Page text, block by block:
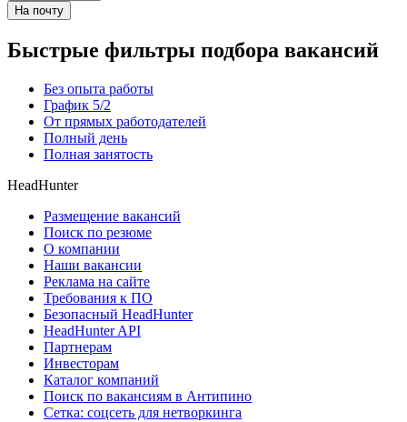
На почту
Быстрые фильтры подбора вакансий
Без опыта работы
График 5/2
От прямых работодателей
Полный день
Полная занятость
HeadHunter
Размещение вакансий
Поиск по резюме
О компании
Наши вакансии
Реклама на сайте
Требования к ПО
Безопасный HeadHunter
HeadHunter API
Партнерам
Инвесторам
Каталог компаний
Поиск по вакансиям в Антипино
Сетка: соцсеть для нетворкинга